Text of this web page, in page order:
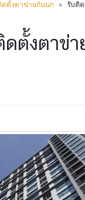
ดตั้งตาข่ายกันนก » รับติด
ดตั้งตาข่